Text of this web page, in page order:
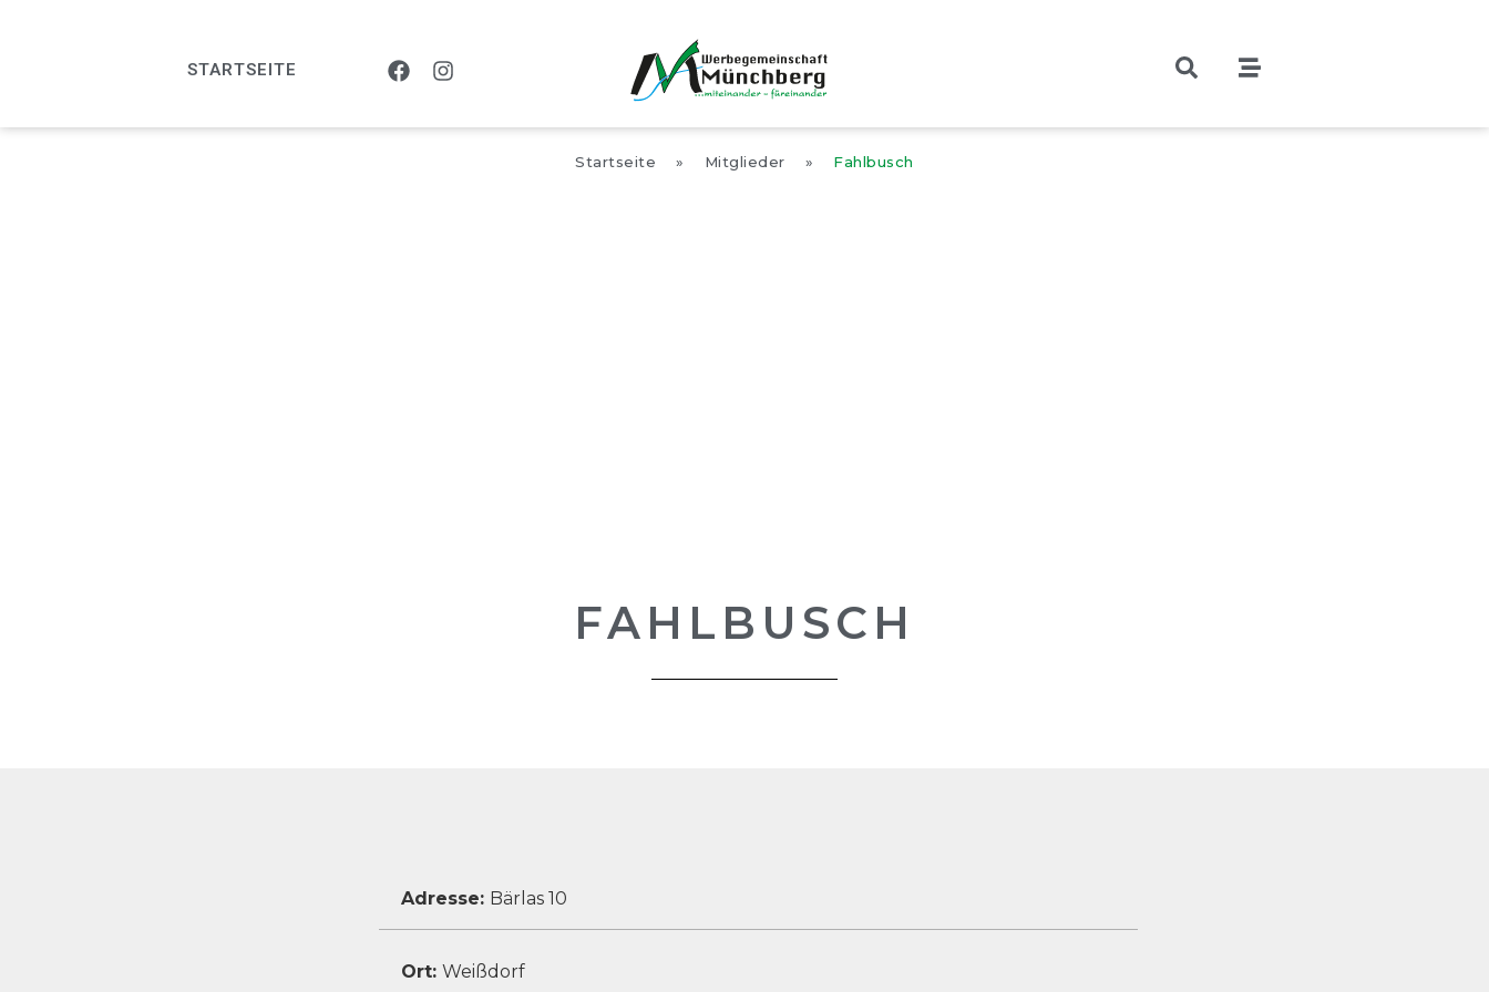
STARTSEITE
Startseite » Mitglieder » Fahlbusch
FAHLBUSCH
Adresse: Bärlas 10
Ort: Weißdorf